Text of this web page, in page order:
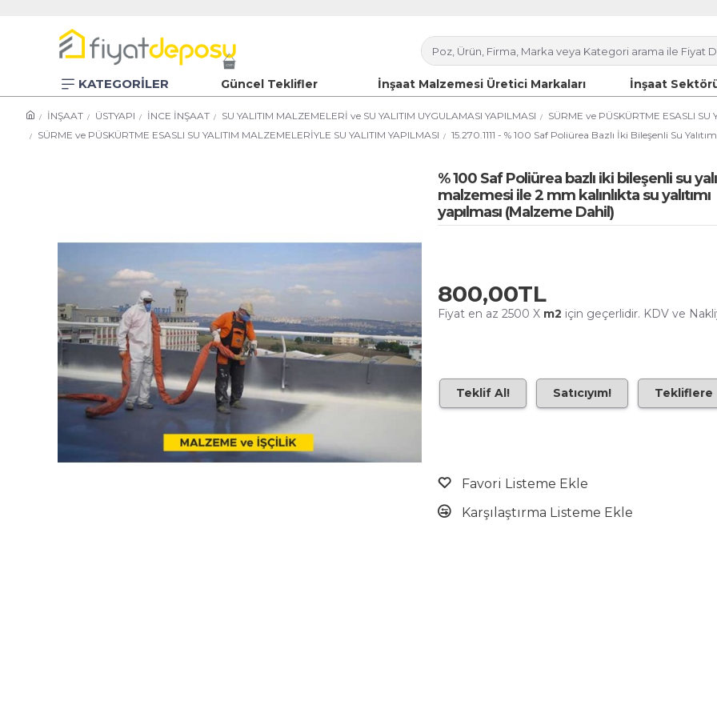
KATEGORİLER Güncel Teklifler İnşaat Malzemesi Üretici Markaları İnşaat
İNŞAAT ÜSTYAPI İNCE İNŞAAT SU YALITIM MALZEMELERİ ve SU YALITIM UYGULAMASI YAPILMASI
SÜRME ve PÜSKÜRTME ESASLI
SÜRME ve PÜSKÜRTME ESASLI SU YALITIM MALZEMELERİYLE SU YALITIM YAPILMASI
15.270.1111 - % 100 Saf Poliürea Bazlı İki Bileşenli Su
% 100 Saf Poliürea bazlı iki bileşenli su
malzemesi ile 2 mm kalınlıkta su yalıtımı
yapılması (Malzeme Dahil)
800,00TL
Fiyat en az 2500 X m2 için geçerlidir. KDV ve
Teklif Al! Satıcıyım! Tekliflere
Favori Listeme Ekle
Karşılaştırma Listeme Ekle